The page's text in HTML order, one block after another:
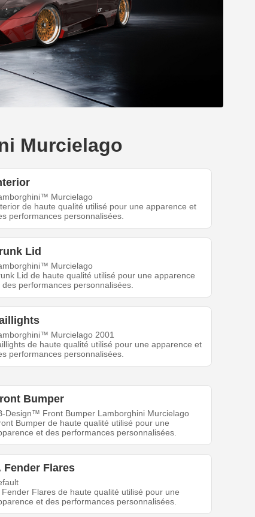
Murcielago
Murcielago
de haute qualité utilisé pour une apparence et
performances personnalisées.
Lid
Murcielago
Lid de haute qualité utilisé pour une apparence
des performances personnalisées.
Murcielago 2001
de haute qualité utilisé pour une apparence et
performances personnalisées.
Bumper
Design™ Front Bumper Lamborghini Murcielago
Bumper de haute qualité utilisé pour une
et des performances personnalisées.
Fender Flares
Fender Flares de haute qualité utilisé pour une
et des performances personnalisées.